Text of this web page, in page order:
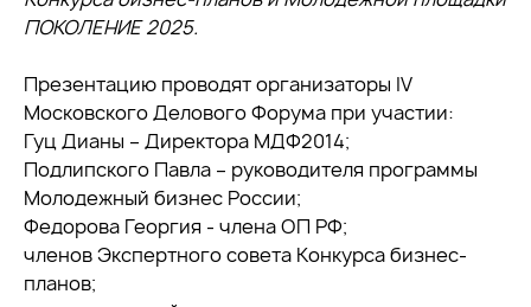
ПОКОЛЕНИЕ 2025.
Презентацию проводят организаторы IV
Московского Делового Форума при участии:
Гуц Дианы – Директора МДФ2014;
Подлипского Павла – руководителя программы
Молодежный бизнес России;
Федорова Георгия - члена ОП РФ;
членов Экспертного совета Конкурса бизнес-
планов;